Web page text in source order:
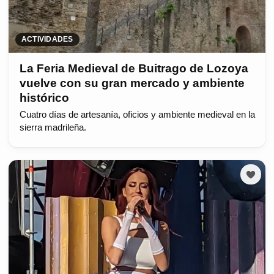
ACTIVIDADES
La Feria Medieval de Buitrago de Lozoya
vuelve con su gran mercado y ambiente
histórico
Cuatro días de artesanía, oficios y ambiente medieval en la
sierra madrileña.